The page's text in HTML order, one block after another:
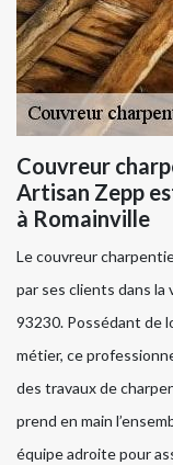
Couvreur
Artisan Zepp
à Romainville
Le couvreur
par ses clients dans la
93230. Possédant de
métier, ce
des travaux de
prend en main
équipe adroite pour